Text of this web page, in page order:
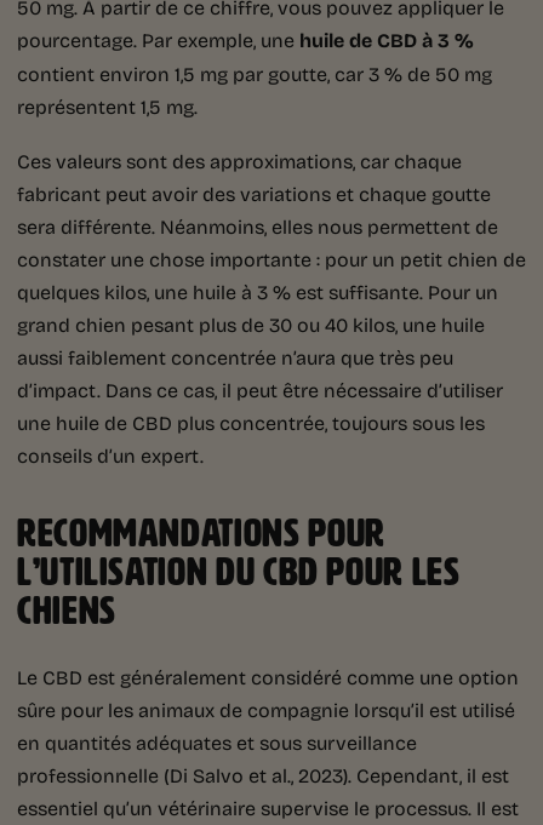
50 mg. À partir de ce chiffre, vous pouvez appliquer le
pourcentage. Par exemple, une huile de CBD à 3 %
contient environ 1,5 mg par goutte, car 3 % de 50 mg
représentent 1,5 mg.
Ces valeurs sont des approximations, car chaque
fabricant peut avoir des variations et chaque goutte
sera différente. Néanmoins, elles nous permettent de
constater une chose importante : pour un petit chien de
quelques kilos, une huile à 3 % est suffisante. Pour un
grand chien pesant plus de 30 ou 40 kilos, une huile
aussi faiblement concentrée n’aura que très peu
d’impact. Dans ce cas, il peut être nécessaire d’utiliser
une huile de CBD plus concentrée, toujours sous les
conseils d’un expert.
RECOMMANDATIONS POUR
L’UTILISATION DU CBD POUR LES
CHIENS
Le CBD est généralement considéré comme une option
sûre pour les animaux de compagnie lorsqu’il est utilisé
en quantités adéquates et sous surveillance
professionnelle (Di Salvo et al., 2023). Cependant, il est
essentiel qu’un vétérinaire supervise le processus. Il est